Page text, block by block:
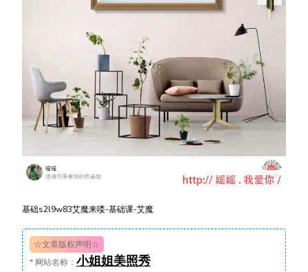
基础s2l9w83艾魔来喽-基础课-艾魔
☆文章版权声明☆
* 网站名称： 小姐姐美照秀